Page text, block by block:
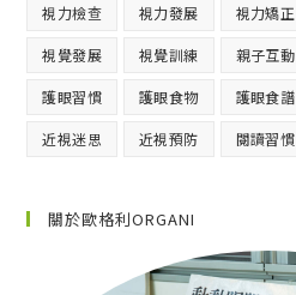
視力檢查 視力發展 視力矯正
視覺發展 視覺訓練 親子互動
護眼習慣 護眼食物 護眼食譜
近視迷思 近視預防 閱讀習慣
關於歐格利ORGANI